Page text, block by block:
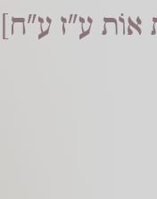
אוֹת ע"ז ע"ח]